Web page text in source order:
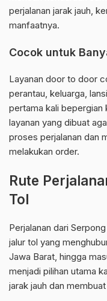
perjalanan jarak jauh,
manfaatnya.
Cocok untuk
Layanan door to door
perantau, keluarga,
pertama kali bepergian
layanan yang dibuat
proses perjalanan dan
melakukan order.
Rute
Tol
Perjalanan dari
jalur tol yang
Jawa Barat, hingga
menjadi pilihan utama
jarak jauh dan